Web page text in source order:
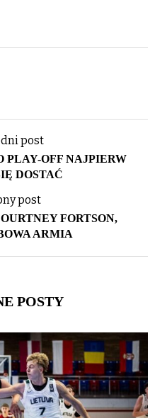
post
PLAY-OFF NAJPIERW
DOSTAĆ
post
FORTSON,
ARMIA
POSTY